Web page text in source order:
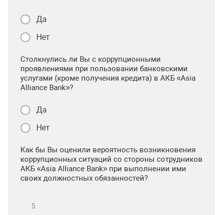
Да
Нет
Столкнулись ли Вы с коррупционными
проявлениями при пользовании банковскими
услугами (кроме получения кредита) в АКБ «Asia
Alliance Bank»?
Да
Нет
Как бы Вы оценили вероятность возникновения
коррупционных ситуаций со стороны сотрудников
АКБ «Asia Alliance Bank» при выполнении ими
своих должностных обязанностей?